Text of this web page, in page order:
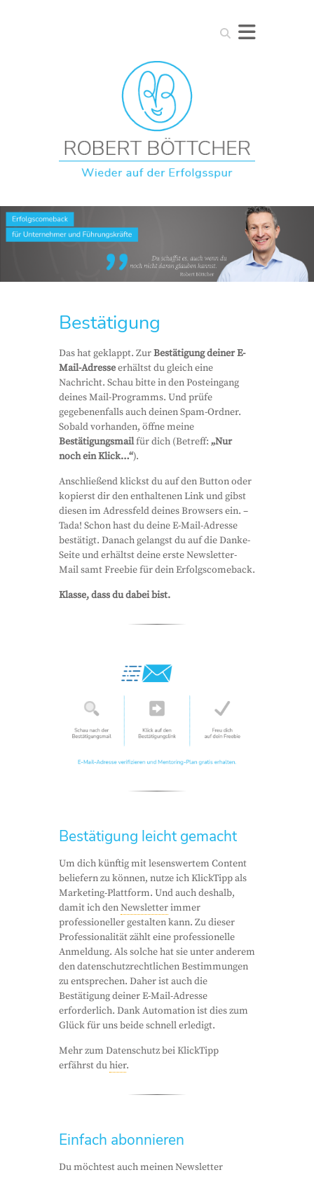
Suchen
Bestätigung
Das hat geklappt. ZurBestätigung deiner E-
Mail-Adresseerhältst du gleich eine
Nachricht. Schau bitte in den Posteingang
deines Mail-Programms. Und prüfe
gegebenenfalls auch deinen Spam-Ordner.
Sobald vorhanden, öffne meine
Bestätigungsmailfür dich (Betreff: „Nur
noch ein Klick…“).
Anschließend klickst du auf den Button oder
kopierst dir den enthaltenen Link und gibst
diesen im Adressfeld deines Browsers ein. –
Tada! Schon hast du deine E-Mail-Adresse
bestätigt. Danach gelangst du auf die Danke-
Seite und erhältst deine erste Newsletter-
Mail samt Freebie für dein Erfolgscomeback.
Klasse, dass du dabei bist.
Bestätigung leicht gemacht
Um dich künftig mit lesenswertem Content
beliefern zu können, nutze ich KlickTipp als
Marketing-Plattform. Und auch deshalb,
damit ich denNewsletterimmer
professioneller gestalten kann. Zu dieser
Professionalität zählt eine professionelle
Anmeldung. Als solche hat sie unter anderem
den datenschutzrechtlichen Bestimmungen
zu entsprechen. Daher ist auch die
Bestätigung deiner E-Mail-Adresse
erforderlich. Dank Automation ist dies zum
Glück für uns beide schnell erledigt.
Mehr zum Datenschutz bei KlickTipp
erfährst duhier.
Einfach abonnieren
Du möchtest auch meinen Newsletter